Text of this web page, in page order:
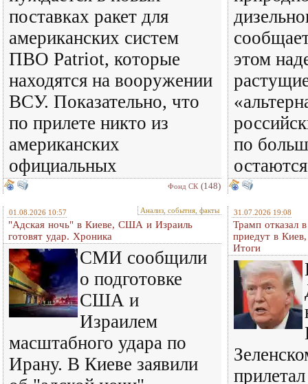
поставках ракет для
американских систем
ПВО Patriot, которые
находятся на вооружении
ВСУ. Показательно, что
по прилете никто из
американских
официальных
Фонд СК (148)
этом
по
01.08.2026 10:57 Анализ, события, факты
"Адская ночь" в Киеве, США и Израиль
готовят удар. Хроника
СМИ сообщили
о подготовке
США и
Израилем
масштабного удара по
Ирану. В Киеве заявили
31.07.2026 19:08
Трамп отказал
приедут в
Итоги